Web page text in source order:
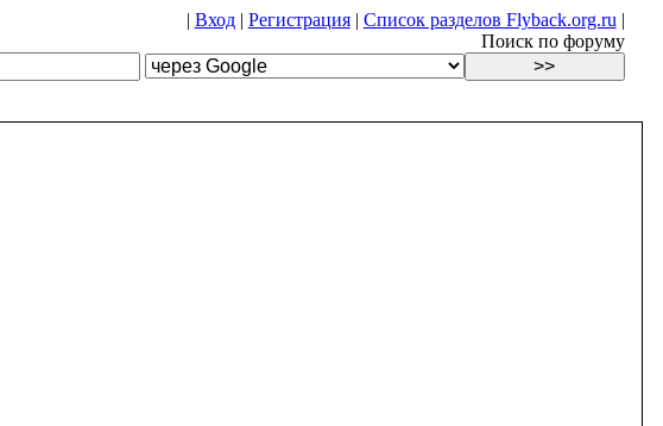
| Вход| Регистрация| Список разделов Flyback.org.ru |
Поиск по форуму